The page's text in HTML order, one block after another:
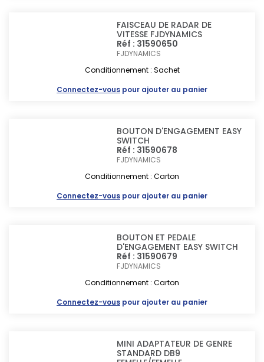
FAISCEAU DE RADAR DE
VITESSE FJDYNAMICS
Réf : 31590650
FJDYNAMICS
Conditionnement : Sachet
Connectez-vous pour ajouter au panier
BOUTON D'ENGAGEMENT EASY
SWITCH
Réf : 31590678
FJDYNAMICS
Conditionnement : Carton
Connectez-vous pour ajouter au panier
BOUTON ET PEDALE
D'ENGAGEMENT EASY SWITCH
Réf : 31590679
FJDYNAMICS
Conditionnement : Carton
Connectez-vous pour ajouter au panier
MINI ADAPTATEUR DE GENRE
STANDARD DB9